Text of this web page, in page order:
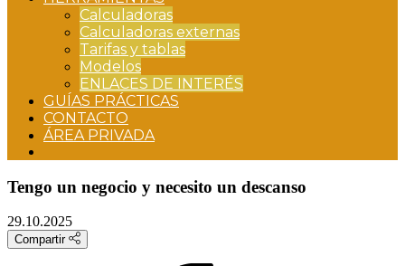
Calculadoras
Calculadoras externas
Tarifas y tablas
Modelos
ENLACES DE INTERÉS
GUÍAS PRÁCTICAS
CONTACTO
ÁREA PRIVADA
Tengo un negocio y necesito un descanso
29.10.2025
Compartir